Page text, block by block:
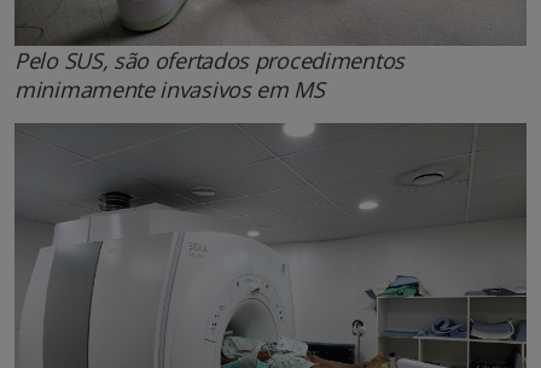
Pelo SUS, são ofertados procedimentos
minimamente invasivos em MS